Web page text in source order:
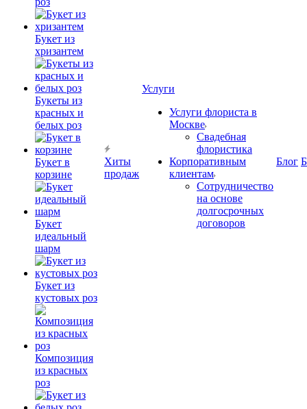
Букет из
хризантем
Букеты из
красных и
белых роз
Букет в
корзине
Букет
идеальный
шарм
Букет из
кустовых роз
Композиция
из красных
роз
Хиты
продаж
Услуги
Услуги флориста в
Москве
Свадебная
флористика
Корпоративным
клиентам
Сотрудничество
на основе
долгосрочных
договоров
Блог